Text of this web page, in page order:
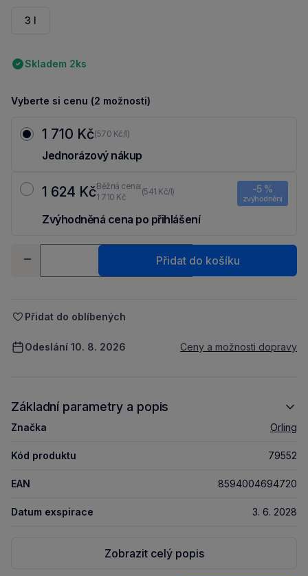
3 l
Skladem 2ks
Vyberte si cenu (2 možnosti)
1 710 Kč(570 Kč/l)
Jednorázový nákup
1 624 KčBěžná cena:
1 710 Kč
(541 Kč/l) -5 %
zvýhodnění
Zvýhodněná cena po přihlášení
-
+
Přidat do košíku
Přidat do oblíbených
Odeslání 10. 8. 2026 Ceny a možnosti dopravy
Základní parametry a popis
Značka Orling
Kód produktu 79552
EAN 8594004694720
Datum exspirace 3. 6. 2028
Zobrazit celý popis